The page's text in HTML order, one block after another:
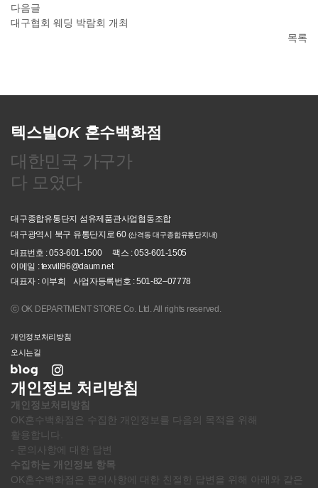
다음글
대구협회 웨딩 박람회 개최
목록
텍스빌OK혼수백화점
대한민국 가구가
다 모였다
대구종합유통단지 섬유제품관사업협동조합
대구광역시 북구 유통단지로 60 (산격동 대구종합유통단지내)
대표번호 : 053-601-1500
팩스 : 053-601-1505
이메일 : texvill96@daum.net
대표자 : 이부희
사업자등록번호 : 501-82–07778
ⓒ OK DEPARTMENT STORE Co. Ltd. All rights reserved.
개인정보처리방침
오시는길
개인정보 처리방침
개인정보처리방침
OK혼수백화점은 수집한 개인정보를 다음의 목적을 위해
활용합니다.
- 문의사항에 대한 답변
수집하는 개인정보 항목
OK혼수백화점은 문의사항에 대한 친절한 답변을 위해 아래와 같은